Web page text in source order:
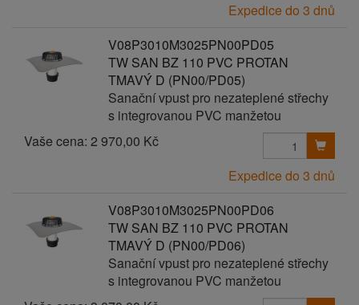
Expedice do 3 dnů
V08P3010M3025PN00PD05
TW SAN BZ 110 PVC PROTAN
TMAVÝ D (PN00/PD05)
Sanační vpust pro nezateplené střechy
s integrovanou PVC manžetou
Vaše cena: 2 970,00 Kč
Expedice do 3 dnů
V08P3010M3025PN00PD06
TW SAN BZ 110 PVC PROTAN
TMAVÝ D (PN00/PD06)
Sanační vpust pro nezateplené střechy
s integrovanou PVC manžetou